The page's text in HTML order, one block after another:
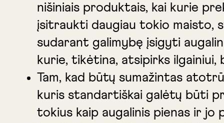
nišiniais produktais, kai kurie
įsitraukti daugiau tokio maisto,
sudarant galimybę įsigyti
kurie, tikėtina, atsipirks
Tam, kad būtų sumažintas
kuris standartiškai galėtų būti
tokius kaip augalinis pienas ir